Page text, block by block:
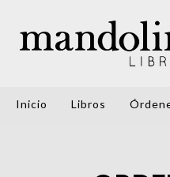
Inicio Libros